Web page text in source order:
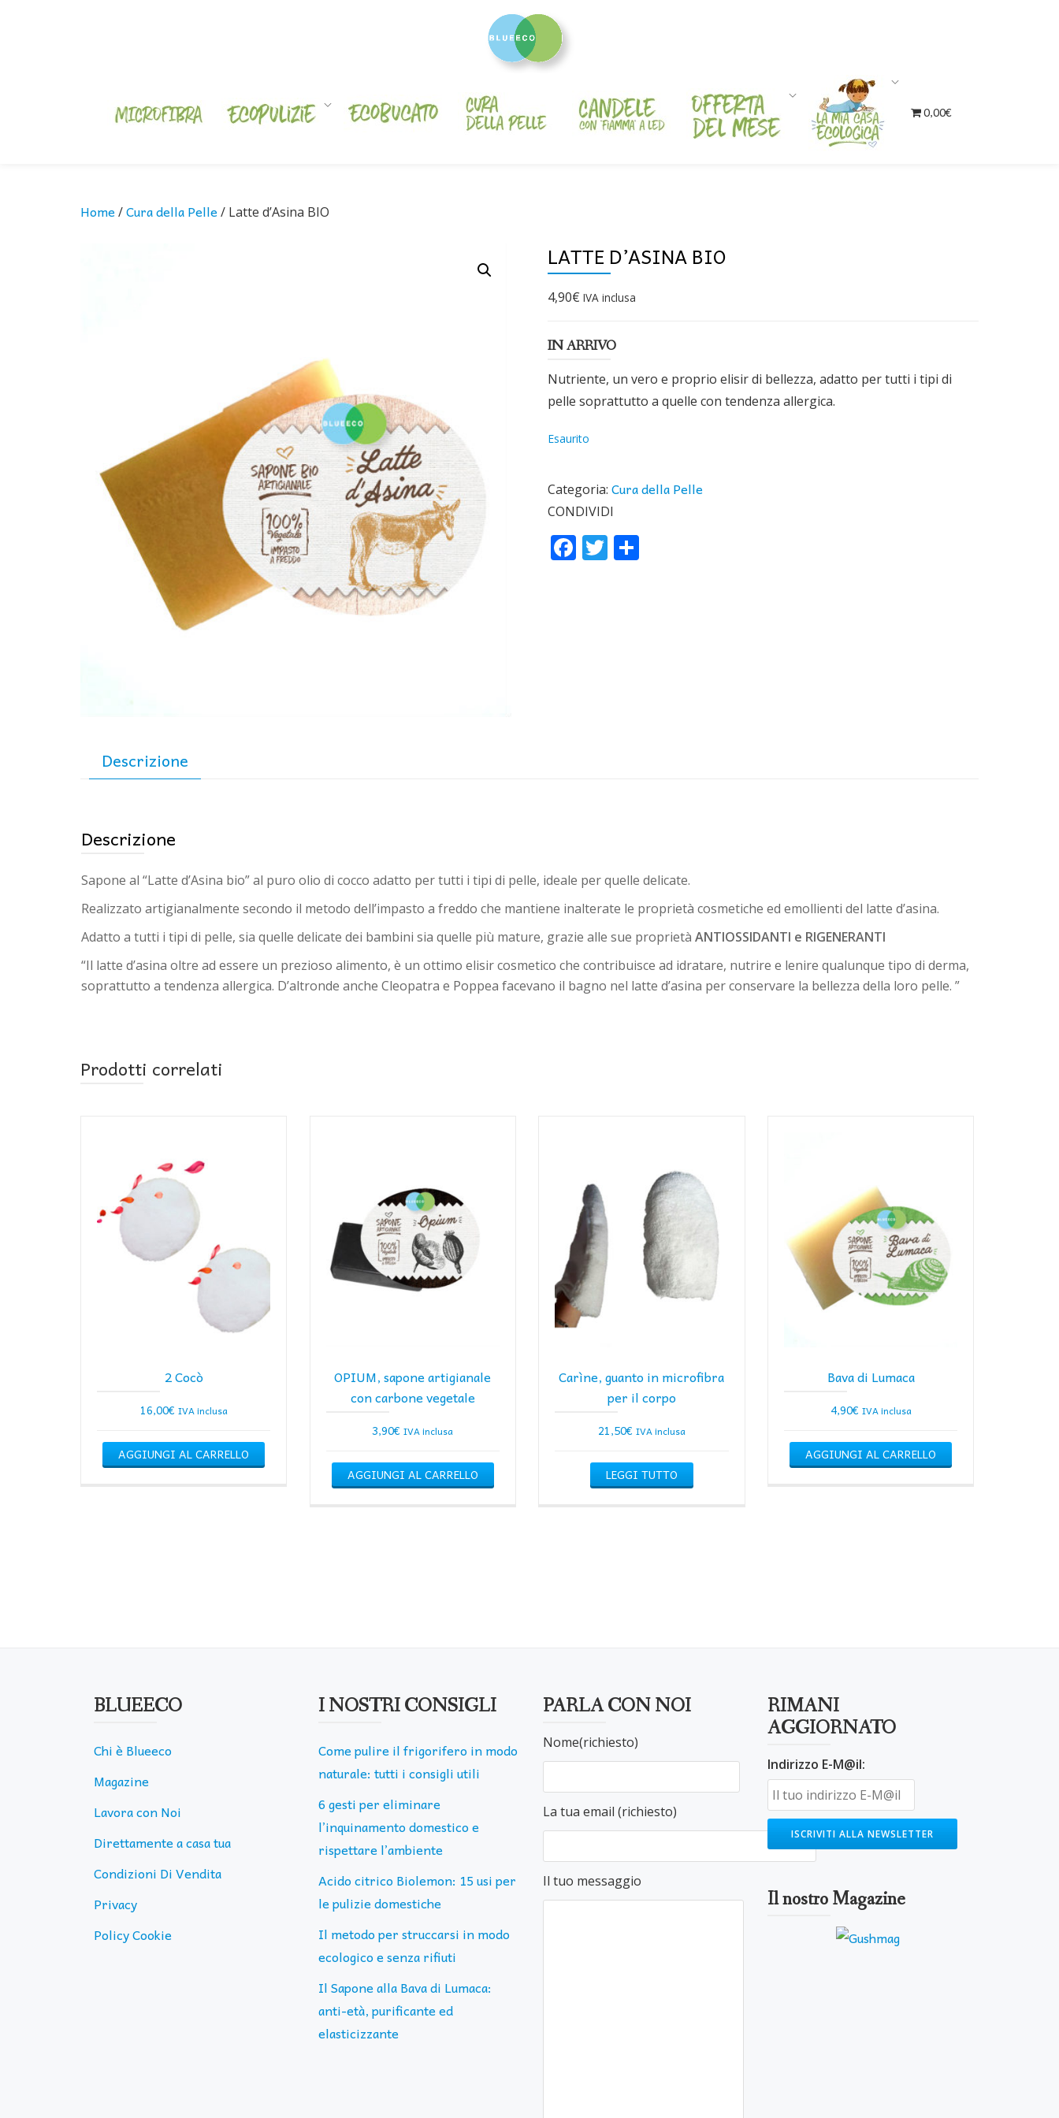
0,00€
Home/Cura della Pelle/ Latte d’Asina BIO
LATTE D’ASINA BIO
4,90€ IVA inclusa
IN ARRIVO
Nutriente, un vero e proprio elisir di bellezza, adatto per tutti i tipi di
pelle soprattutto a quelle con tendenza allergica.
Esaurito
Categoria: Cura della Pelle
CONDIVIDI
Facebook
Twitter
Condividi
Descrizione
Descrizione
Sapone al “Latte d’Asina bio” al puro olio di cocco adatto per tutti i tipi di pelle, ideale per quelle delicate.
Realizzato artigianalmente secondo il metodo dell’impasto a freddo che mantiene inalterate le proprietà cosmetiche ed emollienti del latte d’asina.
Adatto a tutti i tipi di pelle, sia quelle delicate dei bambini sia quelle più mature, grazie alle sue proprietà ANTIOSSIDANTI e RIGENERANTI
“Il latte d’asina oltre ad essere un prezioso alimento, è un ottimo elisir cosmetico che contribuisce ad idratare, nutrire e lenire qualunque tipo di derma,
soprattutto a tendenza allergica. D’altronde anche Cleopatra e Poppea facevano il bagno nel latte d’asina per conservare la bellezza della loro pelle. ”
Prodotti correlati
2 Cocò
16,00€ IVA inclusa
AGGIUNGI AL CARRELLO
OPIUM, sapone artigianale
con carbone vegetale
3,90€ IVA inclusa
AGGIUNGI AL CARRELLO
Carìne, guanto in microfibra
per il corpo
21,50€ IVA inclusa
LEGGI TUTTO
Bava di Lumaca
4,90€ IVA inclusa
AGGIUNGI AL CARRELLO
BLUEECO
Chi è Blueeco
Magazine
Lavora con Noi
Direttamente a casa tua
Condizioni Di Vendita
Privacy
Policy Cookie
I NOSTRI CONSIGLI
Come pulire il frigorifero in modo
naturale: tutti i consigli utili
6 gesti per eliminare
l’inquinamento domestico e
rispettare l’ambiente
Acido citrico Biolemon: 15 usi per
le pulizie domestiche
Il metodo per struccarsi in modo
ecologico e senza rifiuti
Il Sapone alla Bava di Lumaca:
anti-età, purificante ed
elasticizzante
PARLA CON NOI
Nome(richiesto)
La tua email (richiesto)
Il tuo messaggio
RIMANI
AGGIORNATO
Indirizzo E-M@il:
Il nostro Magazine